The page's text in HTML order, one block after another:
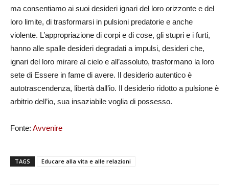
ma consentiamo ai suoi desideri ignari del loro orizzonte e del
loro limite, di trasformarsi in pulsioni predatorie e anche
violente. L’appropriazione di corpi e di cose, gli stupri e i furti,
hanno alle spalle desideri degradati a impulsi, desideri che,
ignari del loro mirare al cielo e all’assoluto, trasformano la loro
sete di Essere in fame di avere. Il desiderio autentico è
autotrascendenza, libertà dall’io. Il desiderio ridotto a pulsione è
arbitrio dell’io, sua insaziabile voglia di possesso.
Fonte: Avvenire
TAGS Educare alla vita e alle relazioni